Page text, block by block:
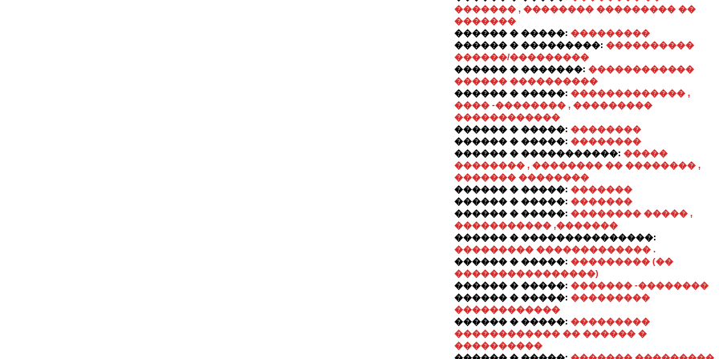
������� , �������� ��������� ��
�������
������ � �����: ���������
������ � ���������: ����������
������/���������
������ � �������: ������������
������ ����������
������ � �����: ������������� ,
���� -�������� , ���������
������������
������ � �����: ��������
������ � �����: ��������
������ � �����������: �����
�������� , �������� �� �������� ,
������� ��������
������ � �����: �������
������ � �����: �������
������ � �����: �������� ����� ,
����������� ,�������
������ � ���������������:
��������� ������������� .
������ � �����: ��������� (��
����������������)
������ � �����: ������� -��������
������ � �����: ���������
������������
������ � �����: ���������
������������ �� ������ �
����������